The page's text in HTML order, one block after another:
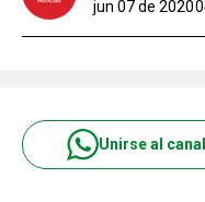
jun 07 de 2020
Unirse al